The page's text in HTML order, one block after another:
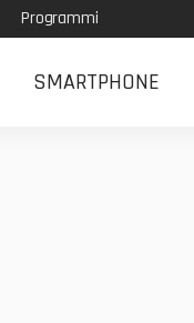
Programmi
SMARTPHONE